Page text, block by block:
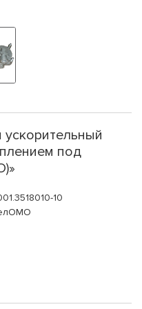
ускорительный
под
10